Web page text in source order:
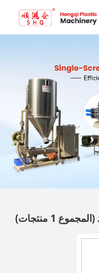
(المجموع 1 منتجات)